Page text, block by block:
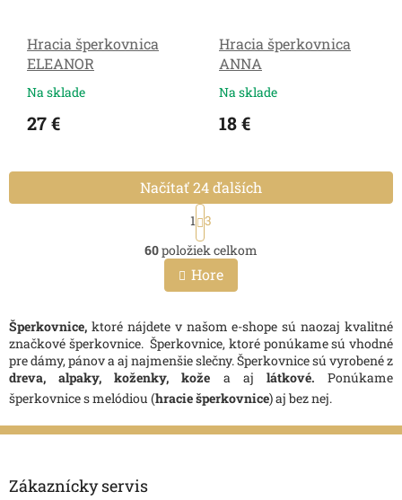
Hracia šperkovnica
ELEANOR
Na sklade
27 €
Hracia šperkovnica
ANNA
Na sklade
18 €
O
v
l
á
a
c
i
e
p
r
v
Načítať 24 ďalších
S
t
r
á
n
k
v
a
n
i
e
1 3
60položiek celkom
Hore
Šperkovnice, ktoré nájdete v našom e-shope sú naozaj kvalitné
značkové šperkovnice. Šperkovnice, ktoré ponúkame sú vhodné
pre dámy, pánov a aj najmenšie slečny. Šperkovnice sú vyrobené z
dreva, alpaky, koženky, kože a aj látkové. Ponúkame
šperkovnice s melódiou (hracie šperkovnice) aj bez nej.
Zákaznícky servis